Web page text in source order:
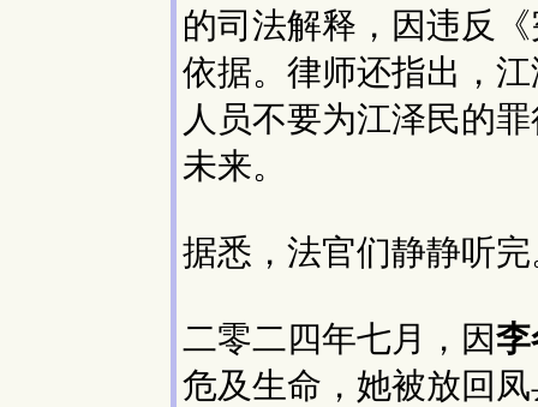
的司法解释，因违反
依据。律师还指出，
人员不要为江泽民的
未来。
据悉，法官们静静听
二零二四年七月，因
危及生命，她被放回